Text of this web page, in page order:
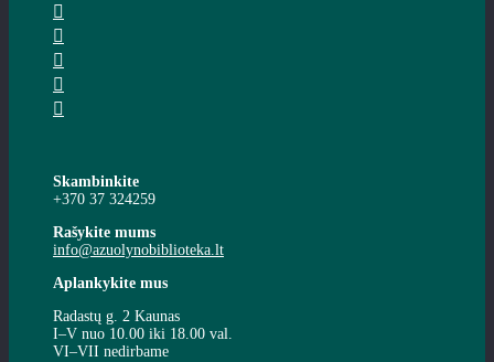
Skambinkite
+370 37 324259
Rašykite mums
info@azuolynobiblioteka.lt
Aplankykite mus
Radastų g. 2 Kaunas
I–V nuo 10.00 iki 18.00 val.
VI–VII nedirbame